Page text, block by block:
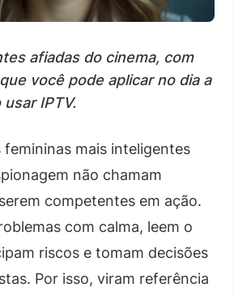
afiadas do cinema, com
você pode aplicar no dia a
IPTV.
femininas mais inteligentes
não chamam
competentes em ação.
com calma, leem o
riscos e tomam decisões
Por isso, viram referência